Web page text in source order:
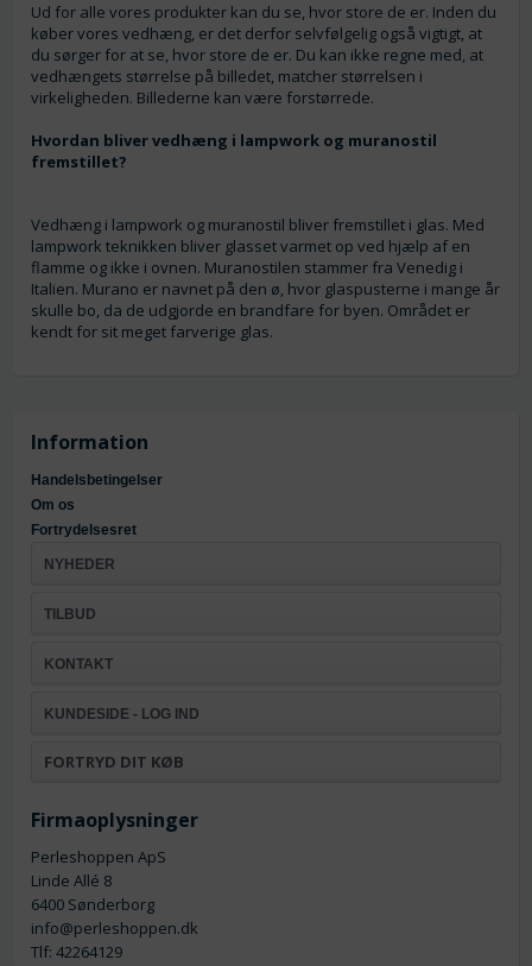
Ud for alle vores produkter kan du se, hvor store de er. Inden du
køber vores vedhæng, er det derfor selvfølgelig også vigtigt, at
du sørger for at se, hvor store de er. Du kan ikke regne med, at
vedhængets størrelse på billedet, matcher størrelsen i
virkeligheden. Billederne kan være forstørrede.
Hvordan bliver vedhæng i lampwork og muranostil
fremstillet?
Vedhæng i lampwork og muranostil bliver fremstillet i glas. Med
lampwork teknikken bliver glasset varmet op ved hjælp af en
flamme og ikke i ovnen. Muranostilen stammer fra Venedig i
Italien. Murano er navnet på den ø, hvor glaspusterne i mange år
skulle bo, da de udgjorde en brandfare for byen. Området er
kendt for sit meget farverige glas.
Information
Handelsbetingelser
Om os
Fortrydelsesret
NYHEDER
TILBUD
KONTAKT
KUNDESIDE - LOG IND
FORTRYD DIT KØB
Firmaoplysninger
Perleshoppen ApS
Linde Allé 8
6400 Sønderborg
info@perleshoppen.dk
Tlf: 42264129